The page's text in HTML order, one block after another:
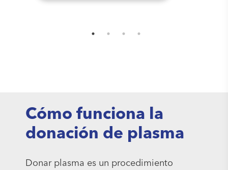
Cómo funciona la
donación de plasma
Donar plasma es un procedimiento